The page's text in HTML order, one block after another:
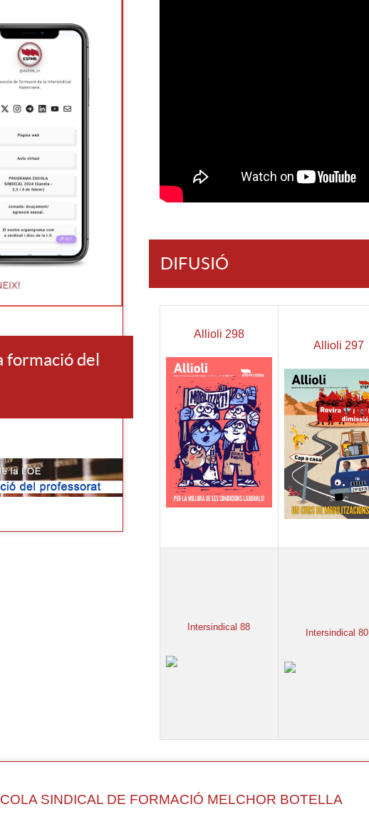
formació del
DIFUSIÓ
Allioli 298
Allioli 297
Intersindical88
Intersindical 80
SINDICAL DE FORMACIÓ MELCHOR BOTELLA